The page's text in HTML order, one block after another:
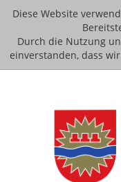
Diese Website
Durch die Nutzung
einverstanden, dass